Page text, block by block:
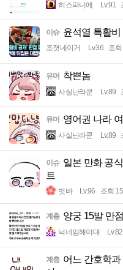
히스파니에 Lv.91
이슈 윤석열 특활
조졋네이거 Lv.36 조
유머 착쁜놈
사실난라쿤 Lv.89
유머 영어권 나라
사실난라쿤 Lv.89
이슈 일본 만화 공
트
벗바 Lv.96 조회
계층 양궁 15발 만점
닉네임해야대 Lv.82
계층 어느 간호학